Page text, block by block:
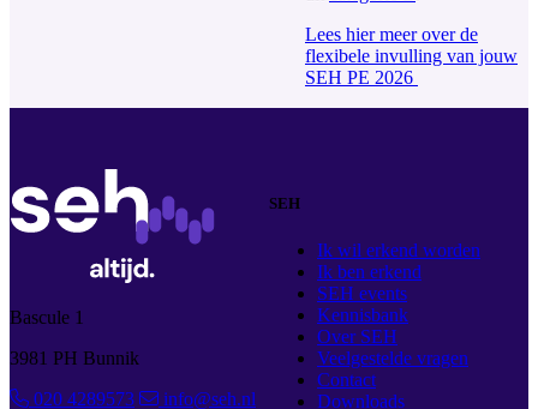
Lees hier meer over de
flexibele invulling van jouw
SEH PE 2026
Bascule 1
3981 PH Bunnik
020 4289573
info@seh.nl
SEH
Ik wil erkend worden
Ik ben erkend
SEH events
Kennisbank
Over SEH
Veelgestelde vragen
Contact
Downloads